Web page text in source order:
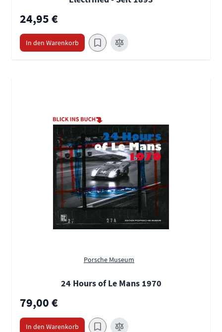
24,95 €
In den Warenkorb
Porsche Museum
24 Hours of Le Mans 1970
79,00 €
In den Warenkorb